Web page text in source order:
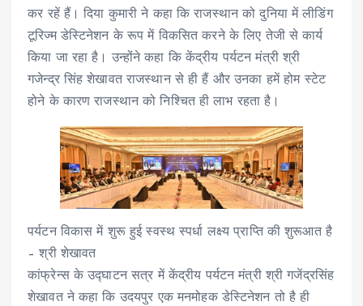
कर रहें हैं। दिया कुमारी ने कहा कि राजस्थान को दुनिया में लीडिंग
टूरिज्म डेस्टिनेशन के रूप में विकसित करने के लिए तेजी से कार्य
किया जा रहा है। उन्होंने कहा कि केंद्रीय पर्यटन मंत्री श्री
गजेन्द्र सिंह शेखावत राजस्थान से ही हैं और उनका हमें होम स्टेट
होने के कारण राजस्थान को निश्चित ही लाभ रहता है।
पर्यटन विकास में शुरू हुई स्वस्थ स्पर्धा लक्ष्य प्राप्ति की शुरूआत है
– श्री शेखावत
कांफ्रेन्स के उद्घाटन सत्र में केंद्रीय पर्यटन मंत्री श्री गजेंद्रसिंह
शेखावत ने कहा कि उदयपुर एक मनमोहक डेस्टिनेशन तो है ही